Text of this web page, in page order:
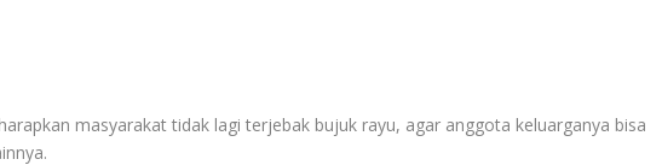
masyarakat tidak lagi terjebak bujuk rayu, agar anggota keluarganya bisa